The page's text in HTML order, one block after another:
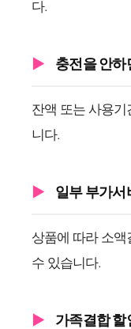
다.
충전을 안하
잔액 또는 사용
니다.
일부 부가서
상품에 따라 소액
수 있습니다.
가족결합 할